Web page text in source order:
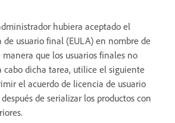
hubiera aceptado el
de usuario final (EULA) en nombre de
que los usuarios finales no
cabo dicha tarea, utilice el siguiente
el acuerdo de licencia de usuario
de serializar los productos con